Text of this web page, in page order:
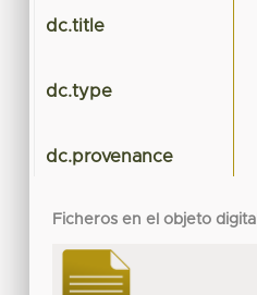
dc.title
dc.type
dc.provenance
Ficheros en el objeto digital